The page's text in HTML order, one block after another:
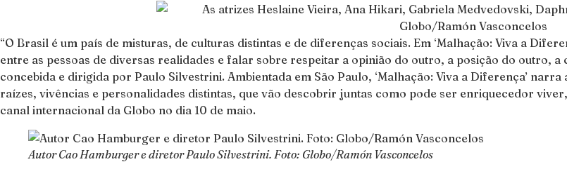
“O Brasil é um país de misturas, de culturas distintas e de diferenças sociais. Em ‘Malhação: Viva a
entre as pessoas de diversas realidades e falar sobre respeitar a opinião do outro, a posição do outro,
concebida e dirigida por Paulo Silvestrini. Ambientada em São Paulo, ‘Malhação: Viva a Diferença’
raízes, vivências e personalidades distintas, que vão descobrir juntas como pode ser enriquecedor
canal internacional da Globo no dia 10 de maio.
Autor Cao Hamburger e diretor Paulo Silvestrini. Foto: Globo/Ramón Vasconcelos